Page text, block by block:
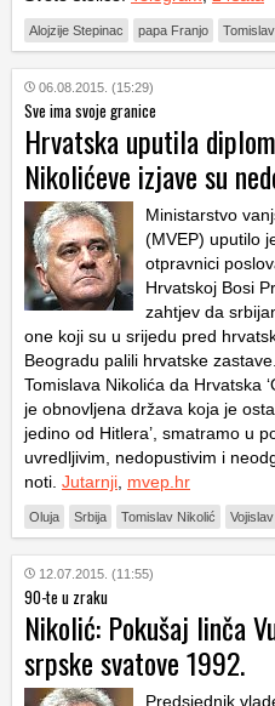
Alojzije Stepinac papa Franjo
06.08.2015. (15:29)
Sve ima svoje granice
Hrvatska uputila
Nikolićeve izjave su
Ministarstvo
(MVEP) uputilo
otpravnici
Hrvatskoj Bosi
zahtjev da
one koji su u srijedu pred
Beogradu palili hrvatske
Tomislava Nikolića da Hrvatska
je obnovljena država koja je
jedino od Hitlera’, smatramo u
uvredljivim, nedopustivim i
noti. Jutarnji mvep.hr
Oluja Srbija Tomislav Nikolić
12.07.2015. (11:55)
90-te u zraku
Nikolić: Pokušaj linča
srpske svatove 1992.
Predsjednik